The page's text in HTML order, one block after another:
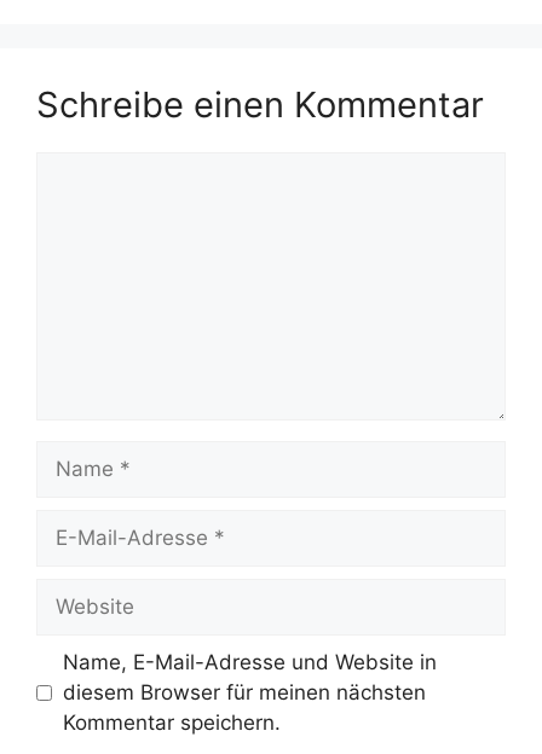
Schreibe einen Kommentar
Mail-
Name, E-Mail-Adresse und Website in
diesem Browser für meinen nächsten
Kommentar speichern.